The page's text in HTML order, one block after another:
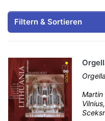
Filtern & Sortieren
Martin